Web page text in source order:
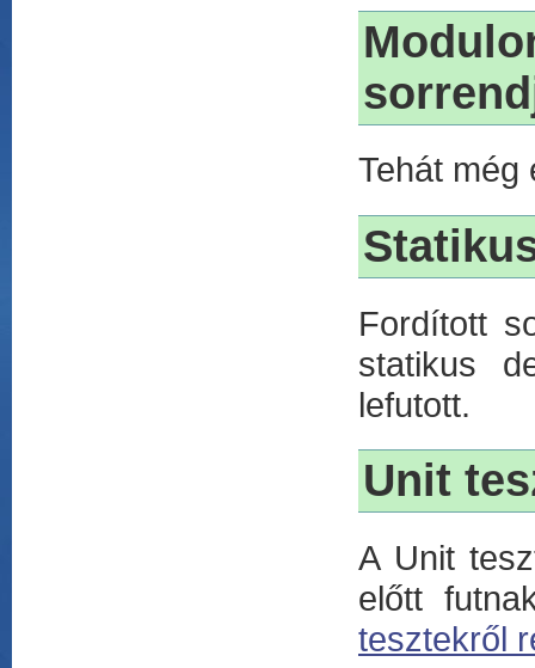
Tehát még
Fordított
statikus
lefutott.
Unit
A Unit
előtt
tesztekről